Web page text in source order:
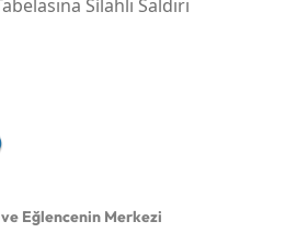
Silahlı Saldırı
Eğlencenin Merkezi